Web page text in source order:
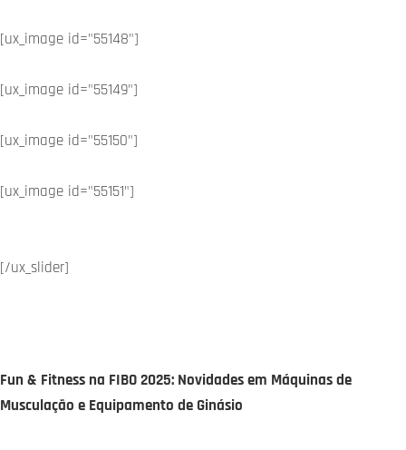
[ux_image id="55148"]
[ux_image id="55149"]
[ux_image id="55150"]
[ux_image id="55151"]
[/ux_slider]
Fun & Fitness na FIBO 2025: Novidades em Máquinas de
Musculação e Equipamento de Ginásio